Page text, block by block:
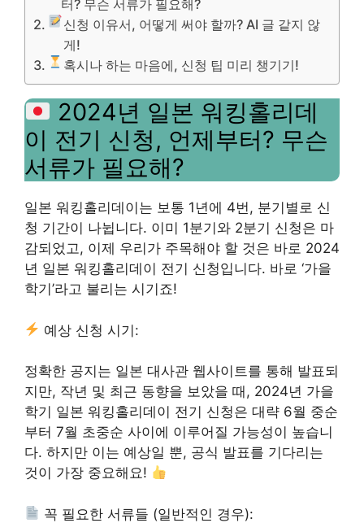
터? 무슨 서류가 필요해?
신청 이유서, 어떻게 써야 할까? AI 글 같지 않
게!
혹시나 하는 마음에, 신청 팁 미리 챙기기!
2024년 일본 워킹홀리데
이 전기 신청, 언제부터? 무슨
서류가 필요해?
일본 워킹홀리데이는 보통 1년에 4번, 분기별로 신
청 기간이 나뉩니다. 이미 1분기와 2분기 신청은 마
감되었고, 이제 우리가 주목해야 할 것은 바로 2024
년 일본 워킹홀리데이 전기 신청입니다. 바로 ‘가을
학기’라고 불리는 시기죠!
예상 신청 시기:
정확한 공지는 일본 대사관 웹사이트를 통해 발표되
지만, 작년 및 최근 동향을 보았을 때, 2024년 가을
학기 일본 워킹홀리데이 전기 신청은 대략 6월 중순
부터 7월 초중순 사이에 이루어질 가능성이 높습니
다. 하지만 이는 예상일 뿐, 공식 발표를 기다리는
것이 가장 중요해요!
꼭 필요한 서류들 (일반적인 경우):